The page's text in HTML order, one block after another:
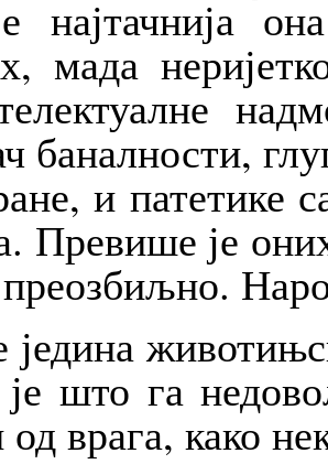
најтачнија
мада
баналности,
и патетике
Превише је
преозбиљно.
једина
што га
врага, како